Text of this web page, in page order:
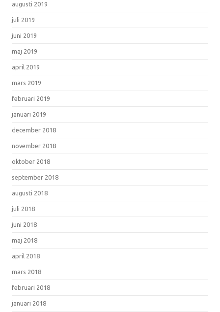
augusti 2019
juli 2019
juni 2019
maj 2019
april 2019
mars 2019
februari 2019
januari 2019
december 2018
november 2018
oktober 2018
september 2018
augusti 2018
juli 2018
juni 2018
maj 2018
april 2018
mars 2018
februari 2018
januari 2018